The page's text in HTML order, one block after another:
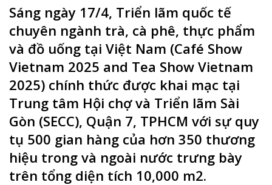
Sáng ngày 17/4, Triển lãm quốc tế
chuyên ngành trà, cà phê, thực phẩm
và đồ uống tại Việt Nam (Café Show
Vietnam 2025 and Tea Show Vietnam
2025) chính thức được khai mạc tại
Trung tâm Hội chợ và Triển lãm Sài
Gòn (SECC), Quận 7, TPHCM với sự quy
tụ 500 gian hàng của hơn 350 thương
hiệu trong và ngoài nước trưng bày
trên tổng diện tích 10,000 m2.